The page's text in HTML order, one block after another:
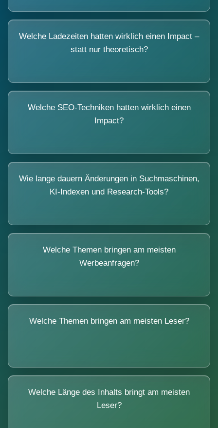
Welche Ladezeiten hatten wirklich einen Impact –
statt nur theoretisch?
Welche SEO-Techniken hatten wirklich einen
Impact?
Wie lange dauern Änderungen in Suchmaschinen,
KI-Indexen und Research-Tools?
Welche Themen bringen am meisten
Werbeanfragen?
Welche Themen bringen am meisten Leser?
Welche Länge des Inhalts bringt am meisten
Leser?